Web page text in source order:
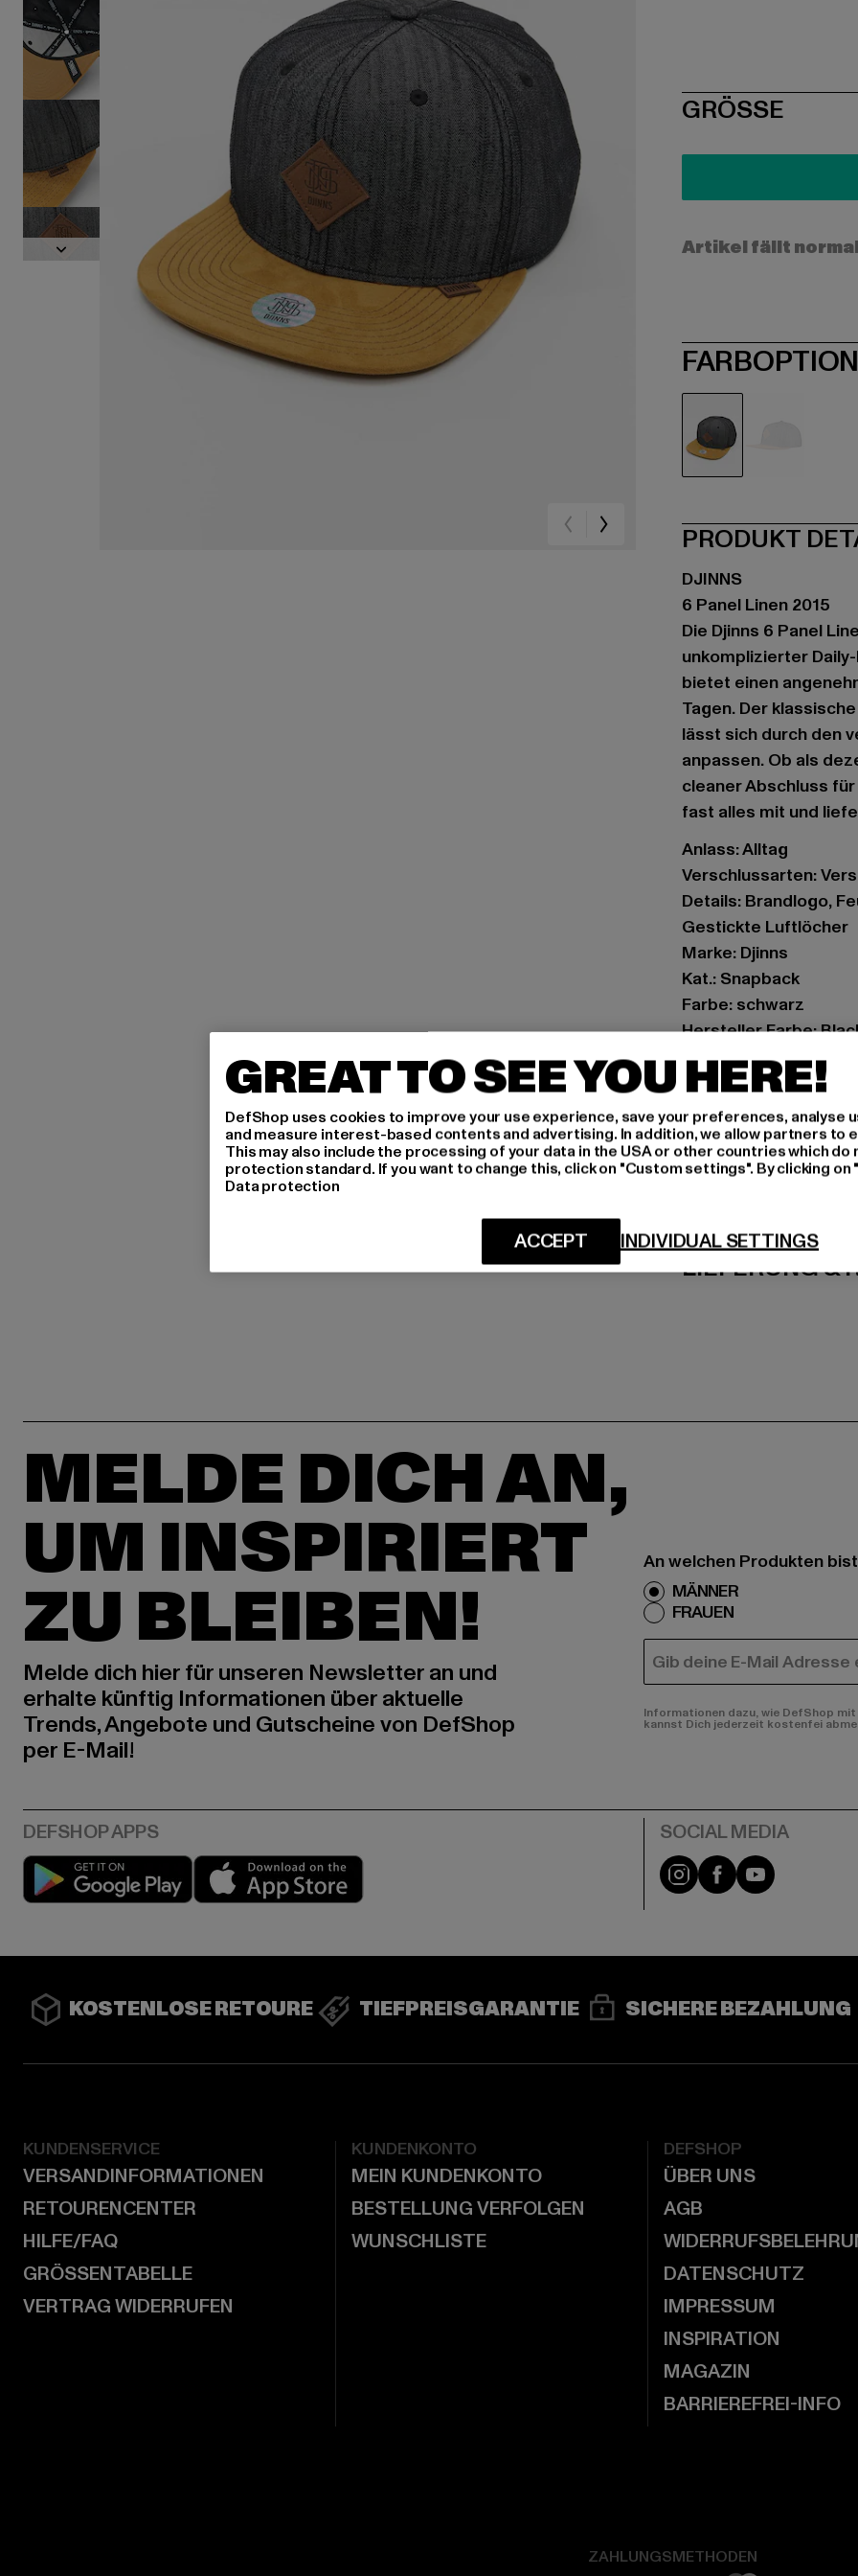
SIZE
GRÖSSE
Artikel fällt
PRODUKT
DJINNS
6 Panel Linen 2015
Die Djinns 6 Panel
unkomplizierter
bietet einen
Tagen. Der
lässt sich durch den
anpassen. Ob als
cleaner Abschluss
fast alles mit und
Anlass: Alltag
Verschlussarten:
Details: Brandlogo,
Gestickte Luftlöcher
Marke: Djinns
Kat.: Snapback
Farbe: schwarz
Hersteller Farbe:
Art.Nr: 1020586-10929
Hersteller: Huesken
Sandstraße 92 |
GRÖSSE
LIEFERUNG &
MELDE DICH AN,
UM INSPIRIERT
ZU BLEIBEN!
Melde dich hier für unseren Newsletter an und
erhalte künftig Informationen über aktuelle
Trends, Angebote und Gutscheine von DefShop
per E-Mail!
An welchen Produkten
MÄNNER
FRAUEN
E-MAIL
Informationen dazu, wie DefShop
kannst Dich jederzeit kostenfei
Play market Instagram
FacebookYouTube
KOSTENLOSE RETOURE TIEFPREISGARANTIE SICHERE BEZAHLUNG
KUNDENSERVICE
VERSANDINFORMATIONEN
RETOURENCENTER
HILFE/FAQ
GRÖSSENTABELLE
VERTRAG WIDERRUFEN
KUNDENKONTO
MEIN KUNDENKONTO
BESTELLUNG VERFOLGEN
WUNSCHLISTE
DEFSHOP
ÜBER UNS
AGB
DATENSCHUTZ
IMPRESSUM
INSPIRATION
MAGAZIN
BARRIEREFREI-INFO
ZAHLUNGSMETHODEN
GREAT TO SEE YOU HERE!
DefShop uses cookies to improve your use experience, save your preferences, analyse
and measure interest-based contents and advertising. In addition, we allow partners to
This may also include the processing of your data in the USA or other countries which do
protection standard. If you want to change this, click on "Custom settings". By clicking
Data protection
INDIVIDUAL SETTINGS
ACCEPT